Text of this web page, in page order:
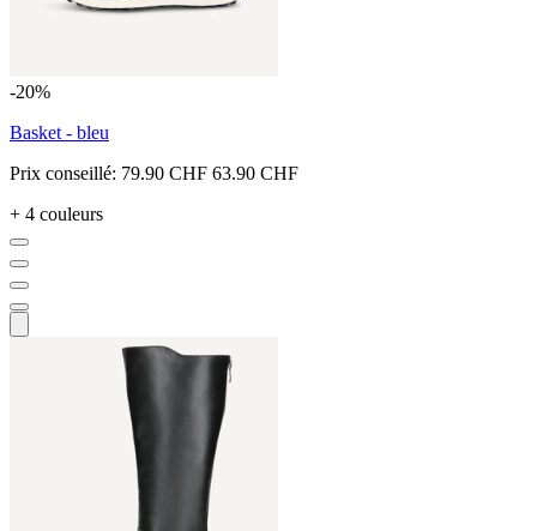
-20%
Basket - bleu
Prix conseillé: 79.90 CHF 63.90 CHF
+ 4 couleurs